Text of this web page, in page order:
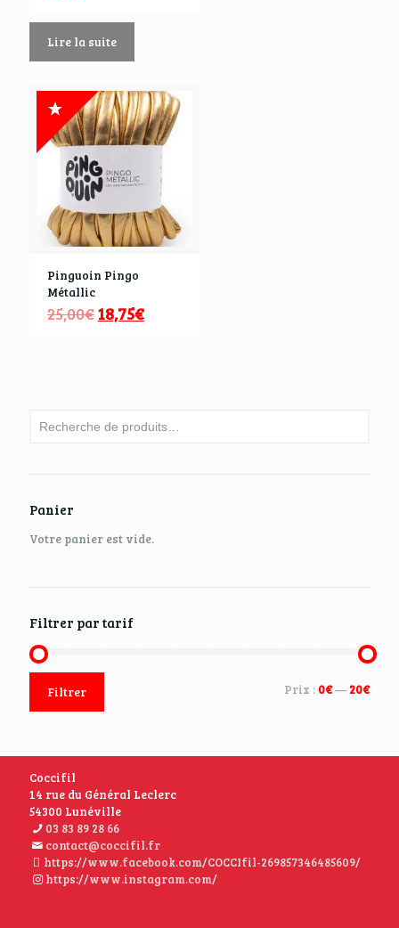
Lire la suite
Pinguoin Pingo
Métallic
25,00€18,75€
Panier
Votre panier est vide.
Filtrer par tarif
Filtrer Prix : 0€— 20€
Coccifil
14 rue du Général Leclerc
54300 Lunéville
03 83 89 28 66
contact@coccifil.fr
https://www.facebook.com/COCCIfil-269857346485609/
https://www.instagram.com/